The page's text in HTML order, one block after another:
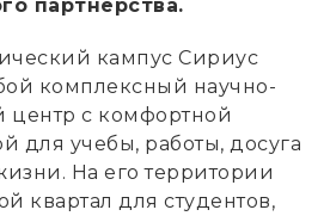
партнерства.
кампус Сириус
комплексный научно-
центр с комфортной
для учебы, работы, досуга
На его территории
квартал для студентов,